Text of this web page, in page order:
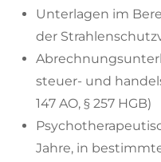
Unterlagen im
der
steuer- und
147 AO, § 257 HGB)
Jahre, in